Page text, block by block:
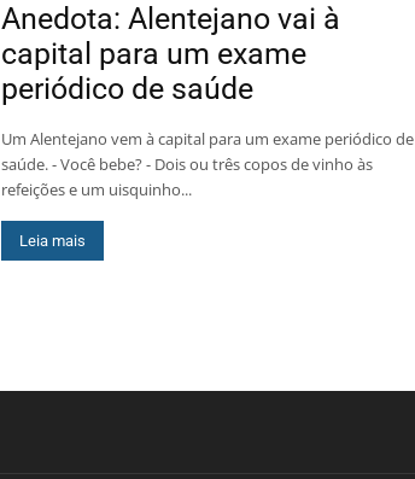
Anedota: Alentejano vai à
capital para um exame
periódico de saúde
Um Alentejano vem à capital para um exame periódico de
saúde. - Você bebe? - Dois ou três copos de vinho às
refeições e um uisquinho...
Leia mais